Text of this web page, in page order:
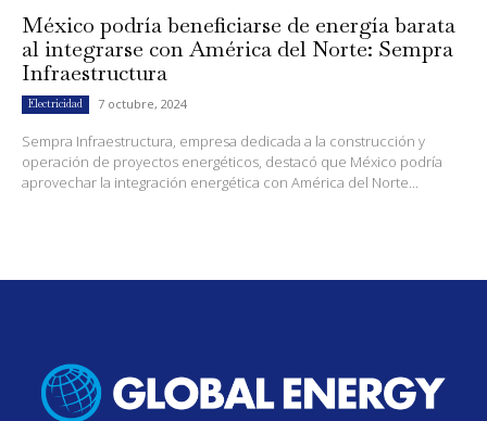
México podría beneficiarse de energía barata
al integrarse con América del Norte: Sempra
Infraestructura
Electricidad 7 octubre, 2024
Sempra Infraestructura, empresa dedicada a la construcción y
operación de proyectos energéticos, destacó que México podría
aprovechar la integración energética con América del Norte...